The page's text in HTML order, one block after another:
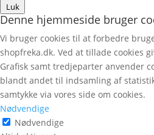
Luk
Denne hjemmeside bruger
Vi bruger cookies til at forbedre
shopfreka.dk. Ved at tillade cookies
Grafisk samt tredjeparter anvender
blandt andet til indsamling af
samtykke via vores side om cookies.
Nødvendige
Nødvendige